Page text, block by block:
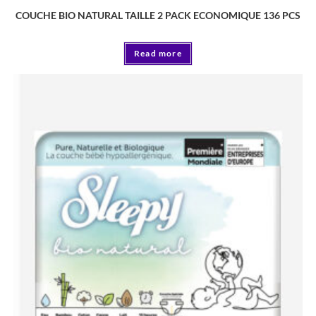
COUCHE BIO NATURAL TAILLE 2 PACK ECONOMIQUE 136 PCS
Read more